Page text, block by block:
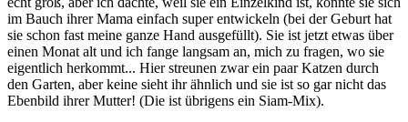
im Bauch ihrer Mama einfach super entwickeln (bei der Geburt hat
sie schon fast meine ganze Hand ausgefüllt). Sie ist jetzt etwas über
einen Monat alt und ich fange langsam an, mich zu fragen, wo sie
eigentlich herkommt... Hier streunen zwar ein paar Katzen durch
den Garten, aber keine sieht ihr ähnlich und sie ist so gar nicht das
Ebenbild ihrer Mutter! (Die ist übrigens ein Siam-Mix).